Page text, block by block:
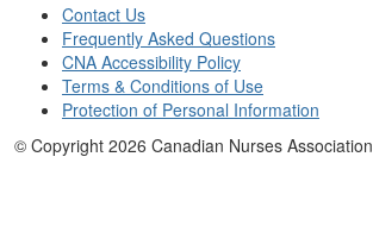
Contact Us
Frequently Asked Questions
CNA Accessibility Policy
Terms & Conditions of Use
Protection of Personal Information
© Copyright 2026 Canadian Nurses Association